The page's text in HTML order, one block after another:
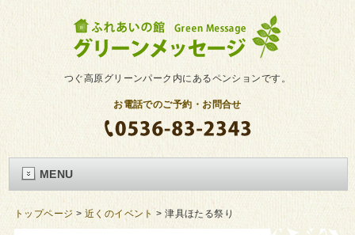
つぐ高原グリーンパーク内にあるペンションです。
お電話でのご予約・お問合せ
MENU
トップページ > 近くのイベント >津具ほたる祭り